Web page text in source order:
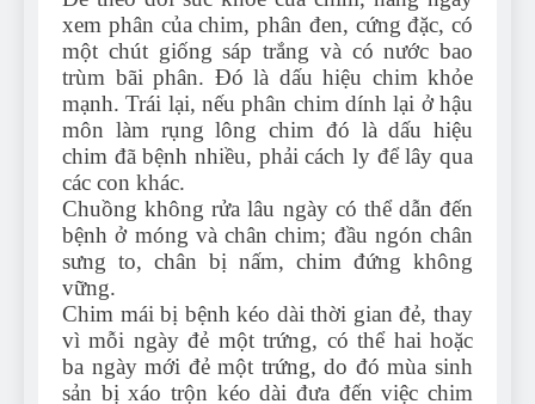
xem phân của chim, phân đen, cứng đặc, có
một chút giống sáp trắng và có nước bao
trùm bãi phân. Đó là dấu hiệu chim khỏe
mạnh. Trái lại, nếu phân chim dính lại ở hậu
môn làm rụng lông chim đó là dấu hiệu
chim đã bệnh nhiều, phải cách ly để lây qua
các con khác.
Chuồng không rửa lâu ngày có thể dẫn đến
bệnh ở móng và chân chim; đầu ngón chân
sưng to, chân bị nấm, chim đứng không
vững.
Chim mái bị bệnh kéo dài thời gian đẻ, thay
vì mỗi ngày đẻ một trứng, có thể hai hoặc
ba ngày mới đẻ một trứng, do đó mùa sinh
sản bị xáo trộn kéo dài đưa đến việc chim